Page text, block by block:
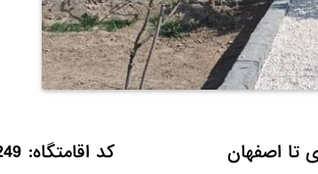
کد اقامتگاه: 115249